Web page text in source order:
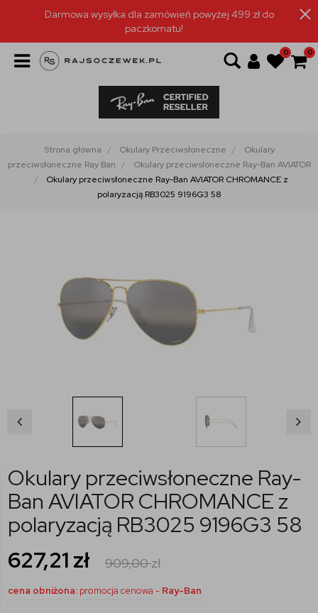
Darmowa wysyłka dla zamówień powyżej 499 zł do
paczkomatu!
0 0
Strona główna Okulary Przeciwsłoneczne
Okulary
przeciwsłoneczne Ray Ban
Okulary przeciwsłoneczne Ray-Ban AVIATOR
Okulary przeciwsłoneczne Ray-Ban AVIATOR CHROMANCE z
polaryzacją RB3025 9196G3 58
Okulary przeciwsłoneczne Ray-
Ban AVIATOR CHROMANCE z
polaryzacją RB3025 9196G3 58
627,21 zł 909,00zł
cena obniżona: promocja cenowa - Ray-Ban